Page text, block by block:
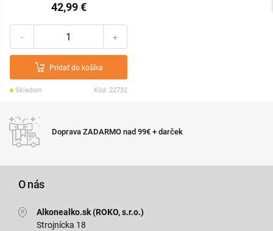
42,99 €
- +
Pridať do košíka
Skladom Kód: 22732
Doprava ZADARMO nad 99€ + darček
O nás
Alkonealko.sk (ROKO, s.r.o.)
Strojnícka 18